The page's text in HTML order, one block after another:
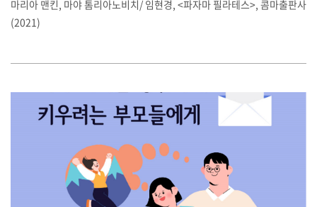
마리아 맨킨, 마야 톰리아노비치/ 임현경, <파자마 필라테스>, 콤마출판사
(2021)